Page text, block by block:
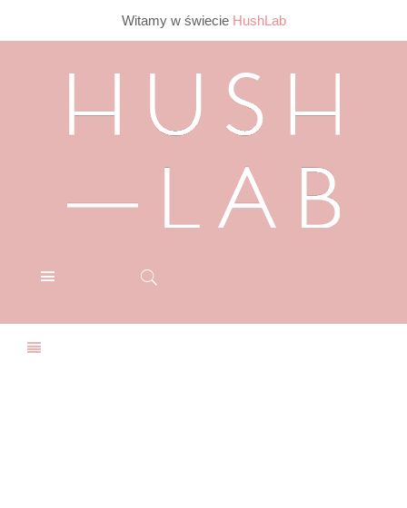
Witamy w świecie HushLab